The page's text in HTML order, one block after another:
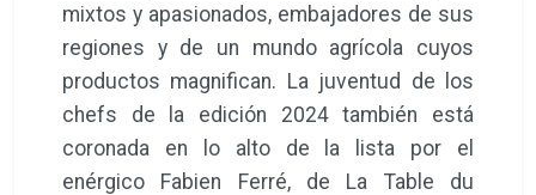
mixtos y apasionados, embajadores de sus
regiones y de un mundo agrícola cuyos
productos magnifican. La juventud de los
chefs de la edición 2024 también está
coronada en lo alto de la lista por el
enérgico Fabien Ferré, de La Table du